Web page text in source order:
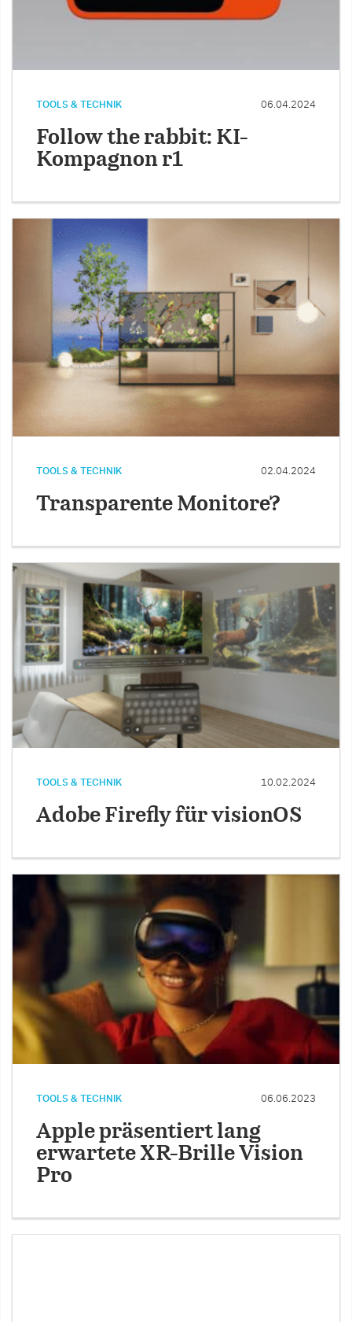
TOOLS & TECHNIK 06.04.2024
Follow the rabbit: KI-
Kompagnon r1
TOOLS & TECHNIK 02.04.2024
Transparente Monitore?
TOOLS & TECHNIK 10.02.2024
Adobe Firefly für visionOS
TOOLS & TECHNIK 06.06.2023
Apple präsentiert lang
erwartete XR-Brille Vision
Pro